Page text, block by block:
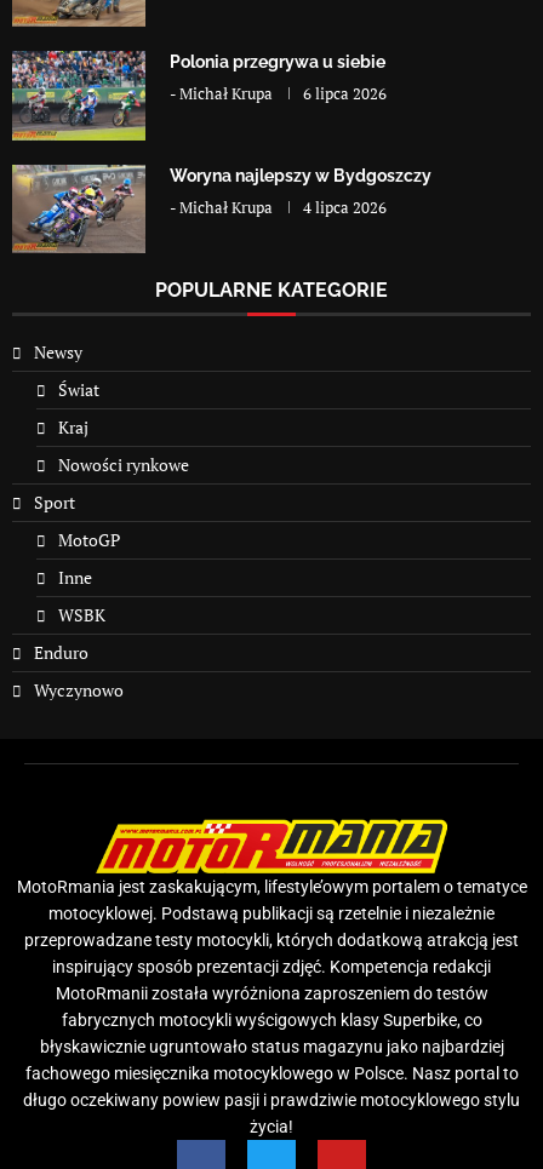
Polonia przegrywa u siebie
-Michał Krupa 6 lipca 2026
Woryna najlepszy w Bydgoszczy
-Michał Krupa 4 lipca 2026
POPULARNE KATEGORIE
Newsy
Świat
Kraj
Nowości rynkowe
Sport
MotoGP
Inne
WSBK
Enduro
Wyczynowo
MotoRmania jest zaskakującym, lifestyle’owym portalem o tematyce
motocyklowej. Podstawą publikacji są rzetelnie i niezależnie
przeprowadzane testy motocykli, których dodatkową atrakcją jest
inspirujący sposób prezentacji zdjęć. Kompetencja redakcji
MotoRmanii została wyróżniona zaproszeniem do testów
fabrycznych motocykli wyścigowych klasy Superbike, co
błyskawicznie ugruntowało status magazynu jako najbardziej
fachowego miesięcznika motocyklowego w Polsce. Nasz portal to
długo oczekiwany powiew pasji i prawdziwie motocyklowego stylu
życia!